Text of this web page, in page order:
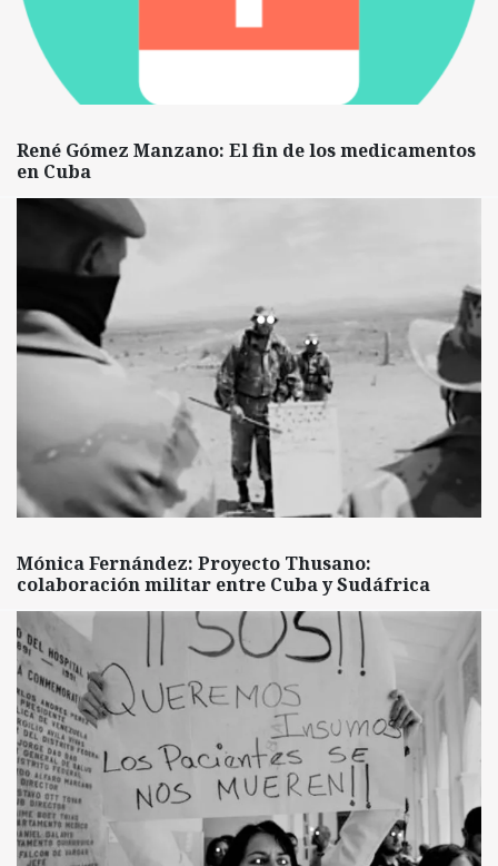
René Gómez Manzano: El fin de los medicamentos
en Cuba
Mónica Fernández: Proyecto Thusano:
colaboración militar entre Cuba y Sudáfrica